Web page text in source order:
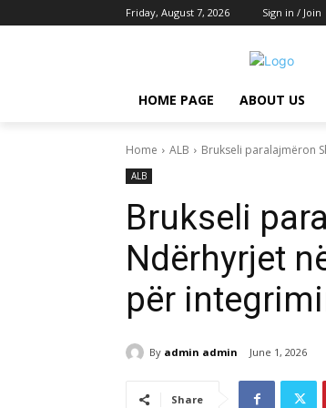
Friday, August 7, 2026 Sign in / Join
HOME PAGE ABOUT US
Home ALB Brukseli paralajmëron
ALB
Brukseli
Ndërhyrjet
për
By admin admin June 1, 2026
Share